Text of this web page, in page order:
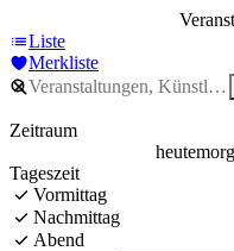
Liste
Merkliste
Zeitraum
heute
Tageszeit
Vormittag
Nachmittag
Abend